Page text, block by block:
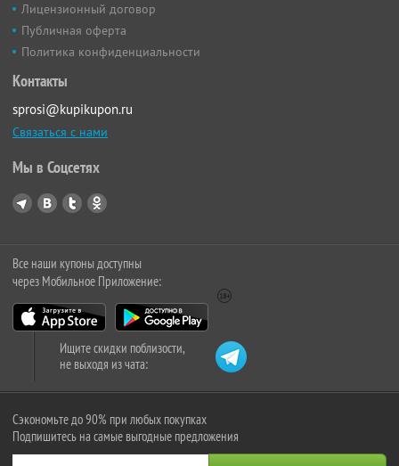
Лицензионный договор
Публичная оферта
Политика конфиденциальности
Контакты
sprosi@kupikupon.ru
Связаться с нами
Мы в Соцсетях
Все наши купоны доступны
через Мобильное Приложение:
Ищите скидки поблизости,
не выходя из чата:
Сэкономьте до 90% при любых покупках
Подпишитесь на самые выгодные предложения